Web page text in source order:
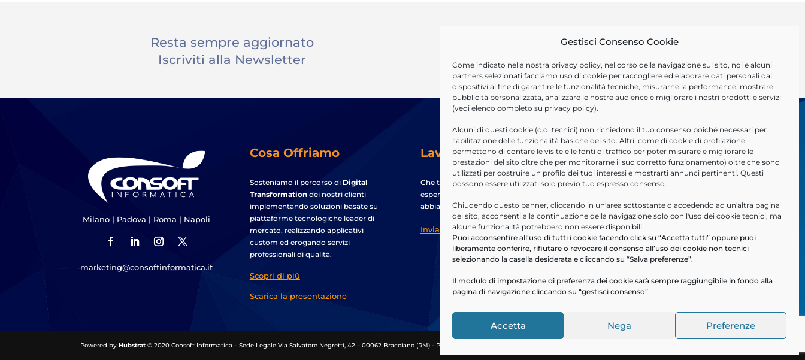
Gestisci Consenso Cookie
Come indicato nella nostra privacy policy, nel corso della navigazione sul sito, noi e alcuni
partners selezionati facciamo uso di cookie per raccogliere ed elaborare dati personali dai
dispositivi al fine di garantire le funzionalità tecniche, misurarne la performance, mostrare
pubblicità personalizzata, analizzare le nostre audience e migliorare i nostri prodotti e servizi
(vedi elenco completo su privacy policy).
Alcuni di questi cookie (c.d. tecnici) non richiedono il tuo consenso poiché necessari per
l’abilitazione delle funzionalità basiche del sito. Altri, come di cookie di profilazione
permettono di contare le visite e le fonti di traffico per poter misurare e migliorare le
prestazioni del sito oltre che per monitorarne il suo corretto funzionamento) oltre che sono
utilizzati per costruire un profilo dei tuoi interessi e mostrarti annunci pertinenti. Questi
possono essere utilizzati solo previo tuo espresso consenso.
Chiudendo questo banner, cliccando in un'area sottostante o accedendo ad un'altra pagina
del sito, acconsenti alla continuazione della navigazione solo con l'uso dei cookie tecnici, ma
alcune funzionalità potrebbero non essere disponibili.
Puoi acconsentire all’uso di tutti i cookie facendo click su “Accetta tutti” oppure puoi
liberamente conferire, rifiutare o revocare il consenso all’uso dei cookie non tecnici
selezionando la casella desiderata e cliccando su “Salva preferenze”.
Il modulo di impostazione di preferenza dei cookie sarà sempre raggiungibile in fondo alla
pagina di navigazione cliccando su “gestisci consenso”
Accetta Nega Preferenze
Resta sempre aggiornato
Iscriviti alla Newsletter
ISCRIVITI
Milano | Padova | Roma | Napoli
marketing@consoftinformatica.it
Cosa Offriamo
Sosteniamo il percorso di Digital
Transformationdei nostri clienti
implementando soluzioni basate su
piattaforme tecnologiche leader di
mercato, realizzando applicativi
custom ed erogando servizi
professionali di qualità.
Scopri di più
Scarica la presentazione
Lavora con noi
Che tu sia un professionista con
esperienza, o un neolaureato,
abbiamo la posizione giusta per te.
Invia candidatura
Accesso Rapido
Contatti
Soluzioni
Certificazioni
Profilo aziendale
Segnalazioni Whistleblowing
Powered byHubstrat © 2020 Consoft Informatica – Sede Legale Via Salvatore Negretti, 42 – 00062 Bracciano (RM) - P. IVA/C.F.09154571005 -